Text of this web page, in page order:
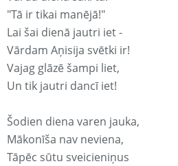
"Tā ir tikai manējā!"
Lai šai dienā jautri iet -
Vārdam Aņisija svētki ir!
Vajag glāzē šampi liet,
Un tik jautri dancī iet!
Šodien diena varen jauka,
Mākonīša nav neviena,
Tāpēc sūtu sveicieniņus